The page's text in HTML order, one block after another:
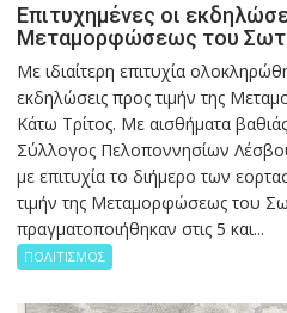
Επιτυχημένες οι
Μεταμορφώσεως του
Με ιδιαίτερη επιτυχία
εκδηλώσεις προς τιμήν της
Κάτω Τρίτος. Με αισθήματα
Σύλλογος Πελοποννησίων
με επιτυχία το διήμερο των
τιμήν της Μεταμορφώσεως του
πραγματοποιήθηκαν στις 5 και...
ΠΟΛΙΤΙΣΜΟΣ